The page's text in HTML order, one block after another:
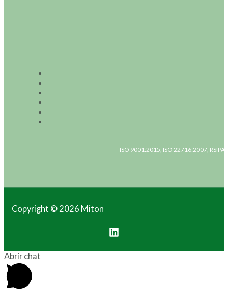
ISO 9001:2015, ISO 22716:2007,
Copyright © 2026 Miton
Abrir chat